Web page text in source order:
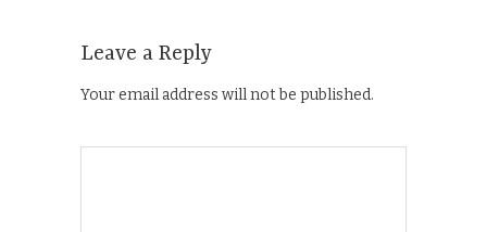
Leave a Reply
Your email address will not be published.